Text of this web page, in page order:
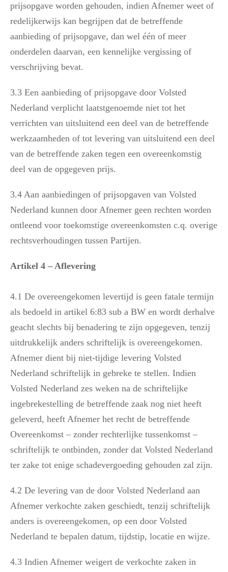
prijsopgave worden gehouden, indien Afnemer weet of
redelijkerwijs kan begrijpen dat de betreffende
aanbieding of prijsopgave, dan wel één of meer
onderdelen daarvan, een kennelijke vergissing of
verschrijving bevat.
3.3 Een aanbieding of prijsopgave door Volsted
Nederland verplicht laatstgenoemde niet tot het
verrichten van uitsluitend een deel van de betreffende
werkzaamheden of tot levering van uitsluitend een deel
van de betreffende zaken tegen een overeenkomstig
deel van de opgegeven prijs.
3.4 Aan aanbiedingen of prijsopgaven van Volsted
Nederland kunnen door Afnemer geen rechten worden
ontleend voor toekomstige overeenkomsten c.q. overige
rechtsverhoudingen tussen Partijen.
Artikel 4 – Aflevering
4.1 De overeengekomen levertijd is geen fatale termijn
als bedoeld in artikel 6:83 sub a BW en wordt derhalve
geacht slechts bij benadering te zijn opgegeven, tenzij
uitdrukkelijk anders schriftelijk is overeengekomen.
Afnemer dient bij niet-tijdige levering Volsted
Nederland schriftelijk in gebreke te stellen. Indien
Volsted Nederland zes weken na de schriftelijke
ingebrekestelling de betreffende zaak nog niet heeft
geleverd, heeft Afnemer het recht de betreffende
Overeenkomst – zonder rechterlijke tussenkomst –
schriftelijk te ontbinden, zonder dat Volsted Nederland
ter zake tot enige schadevergoeding gehouden zal zijn.
4.2 De levering van de door Volsted Nederland aan
Afnemer verkochte zaken geschiedt, tenzij schriftelijk
anders is overeengekomen, op een door Volsted
Nederland te bepalen datum, tijdstip, locatie en wijze.
4.3 Indien Afnemer weigert de verkochte zaken in